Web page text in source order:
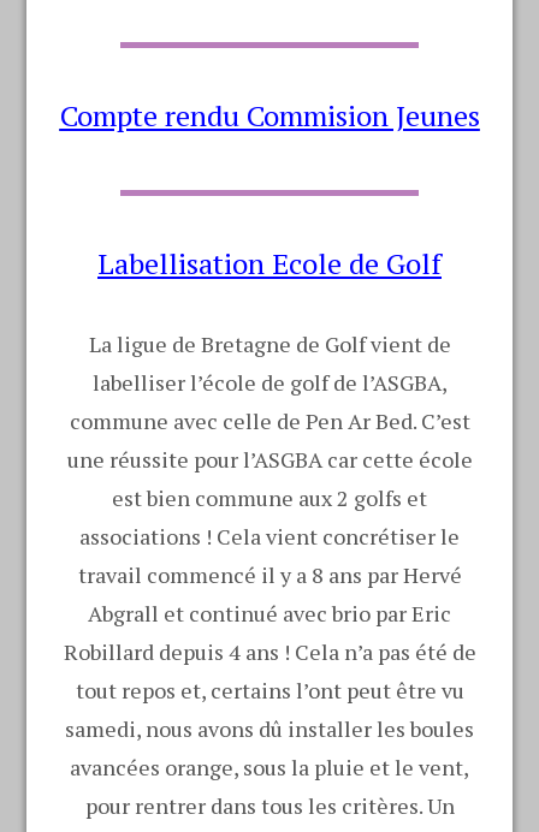
Compte rendu Commision Jeunes
Labellisation Ecole de Golf
La ligue de Bretagne de Golf vient de
labelliser l’école de golf de l’ASGBA,
commune avec celle de Pen Ar Bed. C’est
une réussite pour l’ASGBA car cette école
est bien commune aux 2 golfs et
associations ! Cela vient concrétiser le
travail commencé il y a 8 ans par Hervé
Abgrall et continué avec brio par Eric
Robillard depuis 4 ans ! Cela n’a pas été de
tout repos et, certains l’ont peut être vu
samedi, nous avons dû installer les boules
avancées orange, sous la pluie et le vent,
pour rentrer dans tous les critères. Un